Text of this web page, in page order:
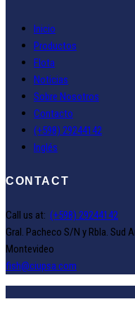
Inicio
Productos
Flota
Noticias
Sobre Nosotros
Contacto
(+598) 29244142
Inglés
CONTACT
Call us at: (+598) 29244142
Gral. Pacheco S/N y Rbla. Sud
Montevideo
fish@ciupsa.com